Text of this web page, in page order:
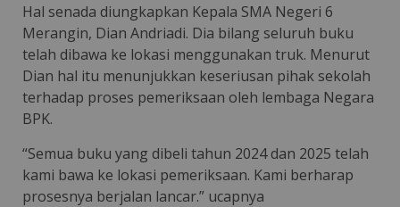
Hal senada diungkapkan Kepala SMA Negeri 6
Merangin, Dian Andriadi. Dia bilang seluruh buku
telah dibawa ke lokasi menggunakan truk. Menurut
Dian hal itu menunjukkan keseriusan pihak sekolah
terhadap proses pemeriksaan oleh lembaga Negara
BPK.
“Semua buku yang dibeli tahun 2024 dan 2025 telah
kami bawa ke lokasi pemeriksaan. Kami berharap
prosesnya berjalan lancar.” ucapnya